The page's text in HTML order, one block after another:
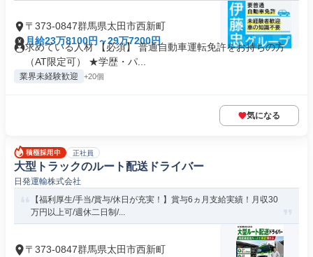
〒373-0847群馬県太田市西新町
月給23万8100円～29万7200円
求めている人材 【必須】 普通自動車運転免許をお持ちの方
（AT限定可） ★学歴・パ...
業界未経験歓迎 +20個
気になる
正社員
大型トラックのルート配送ドライバー
日発運輸株式会社
【福利厚生/手当/賞与/休日が充実！】賞与6ヵ月支給実績！月収30
万円以上可/週休二日制/...
〒373-0847群馬県太田市西新町